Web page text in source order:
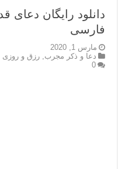
دعا برای ترس بچه ها در
نماز حاجت برای کار
دعای رفع فقر و طلب رزق و
لا حول ولا قوة الا بالله
دانلود رایگان دعای
فارسی
مارس 1, 2020
دعا و ذکر مجرب ,رزق و روزی
0